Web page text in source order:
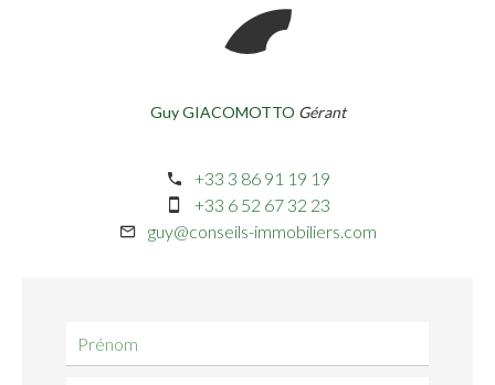
Guy GIACOMOTTO Gérant
+33 3 86 91 19 19
+33 6 52 67 32 23
guy@conseils-immobiliers.com